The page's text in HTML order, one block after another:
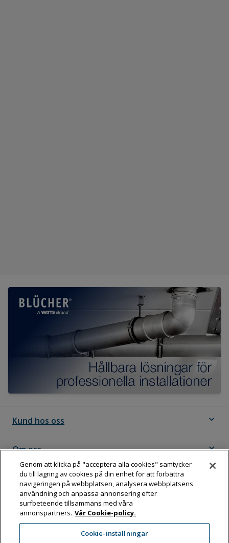
Kund hos oss expand_more
Om oss expand_more
Följ Dahl
Dahl Sverige AB
Genom att klicka på "acceptera alla cookies" samtycker
du till lagring av cookies på din enhet för att förbättra
navigeringen på webbplatsen, analysera webbplatsens
användning och anpassa annonsering efter
surfbeteende tillsammans med våra
annonspartners. Vår Cookie-policy.
Cookie-inställningar